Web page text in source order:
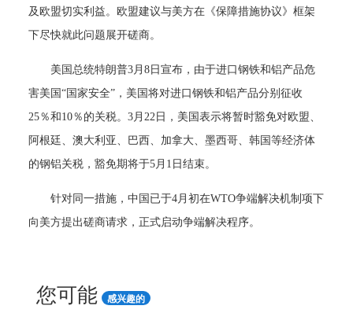
及欧盟切实利益。欧盟建议与美方在《保障措施协议》框架
下尽快就此问题展开磋商。
美国总统特朗普3月8日宣布，由于进口钢铁和铝产品危
害美国“国家安全”，美国将对进口钢铁和铝产品分别征收
25％和10％的关税。3月22日，美国表示将暂时豁免对欧盟、
阿根廷、澳大利亚、巴西、加拿大、墨西哥、韩国等经济体
的钢铝关税，豁免期将于5月1日结束。
针对同一措施，中国已于4月初在WTO争端解决机制项下
向美方提出磋商请求，正式启动争端解决程序。
您可能 感兴趣的